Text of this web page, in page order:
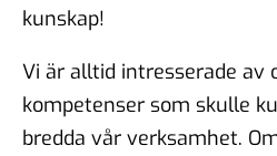
kunskap!
Vi är alltid intresserade av
kompetenser som skulle
bredda vår verksamhet.